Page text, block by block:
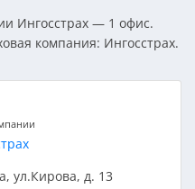
Ингосстрах — 1 офис.
компания: Ингосстрах.
ул.Кирова, д. 13